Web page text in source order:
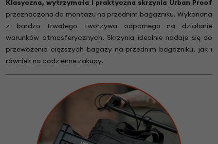
Klasyczna, wytrzymała i praktyczna skrzynia Urban Proof
przeznaczona do montażu na przednim bagażniku. Wykonana
z bardzo trwałego tworzywa odpornego na działanie
warunków atmosferycznych. Skrzynia idealnie nadaje się do
przewożenia cięższych bagaży na przednim bagażniku, jak i
również na codzienne zakupy.